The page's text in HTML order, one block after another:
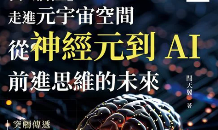
居家生活 3C家電 運動休閒 親子玩具
女裝 男裝 化妝保養 情趣用品
日本購物 電子/紙本書
HOT